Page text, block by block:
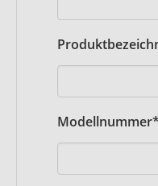
Pflichtfeld
Pflichtfeld
Modellnummer*